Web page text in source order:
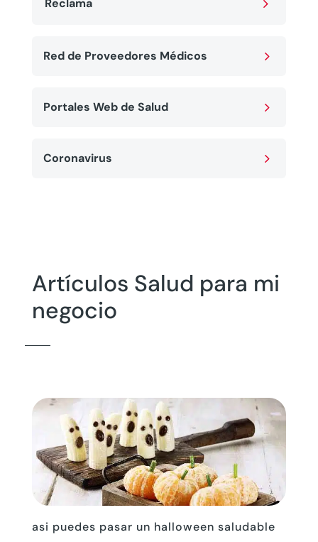
Reclama
Red de Proveedores Médicos 5
Portales Web de Salud 5
Coronavirus 5
Artículos Salud para mi
negocio
asi puedes pasar un halloween saludable